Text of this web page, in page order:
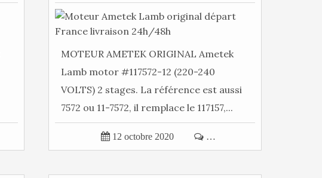
MOTEUR AMETEK ORIGINAL Ametek
Lamb motor #117572-12 (220-240
VOLTS) 2 stages. La référence est aussi
7572 ou 11-7572, il remplace le 117157,...
 12 octobre 2020  …